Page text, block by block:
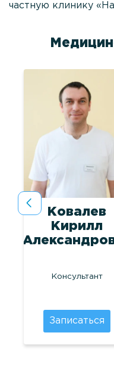
частную клинику
Ковалев
Кирилл
Консультант
Записаться